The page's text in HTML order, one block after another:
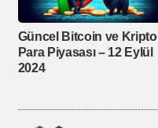
Güncel Bitcoin ve Kripto
Para Piyasası – 12 Eylül
2024